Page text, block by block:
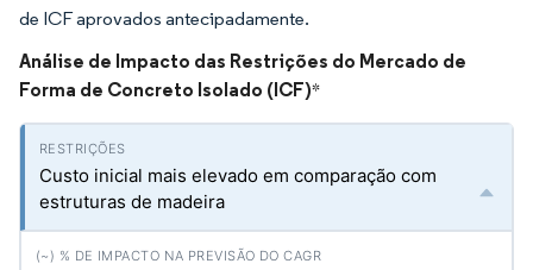
de ICF aprovados antecipadamente.
Análise de Impacto das Restrições do Mercado de
Forma de Concreto Isolado (ICF)*
Custo inicial mais elevado em comparação com
estruturas de madeira